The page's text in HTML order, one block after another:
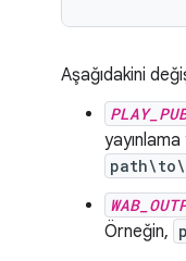
Aşağıdakini
yayınlama
Örneğin,